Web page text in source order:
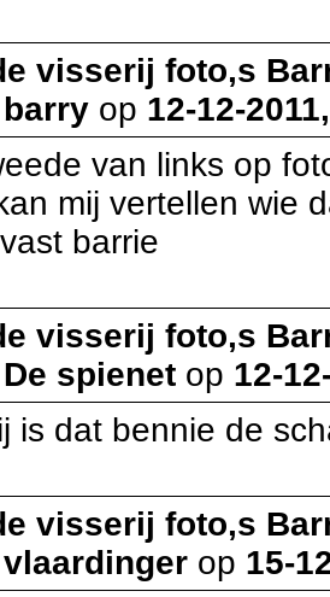
visserij foto,s
barry op 12-12-
van links op
mij vertellen wie
barrie
visserij foto,s
De spienet op 12-
is dat bennie de
visserij foto,s
vlaardinger op 15-